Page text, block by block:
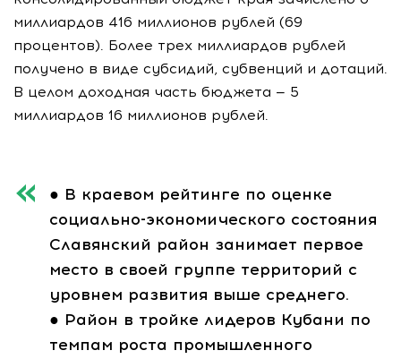
миллиардов 416 миллионов рублей (69
процентов). Более трех миллиардов рублей
получено в виде субсидий, субвенций и дотаций.
В целом доходная часть бюджета — 5
миллиардов 16 миллионов рублей.
● В краевом рейтинге по оценке
социально-экономического состояния
Славянский район занимает первое
место в своей группе территорий с
уровнем развития выше среднего.
● Район в тройке лидеров Кубани по
темпам роста промышленного